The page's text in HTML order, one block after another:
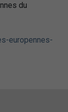
du
europennes-